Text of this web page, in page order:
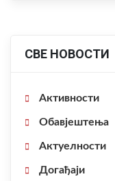
СВЕ НОВОСТИ
Активности
Обавјештења
Актуелности
Догађаји